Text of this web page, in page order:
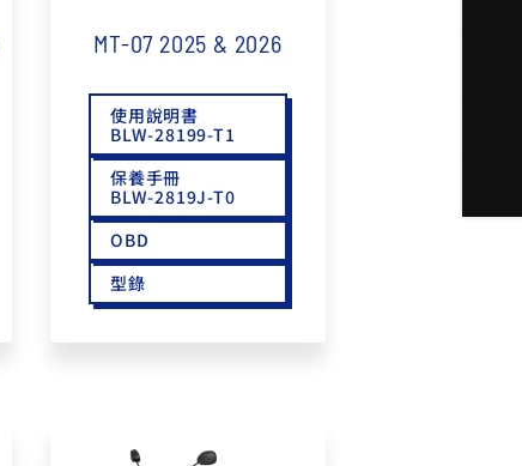
MT-07 2025 & 2026
使用說明書
BLW-28199-T1
保養手冊
BLW-2819J-T0
OBD
型錄